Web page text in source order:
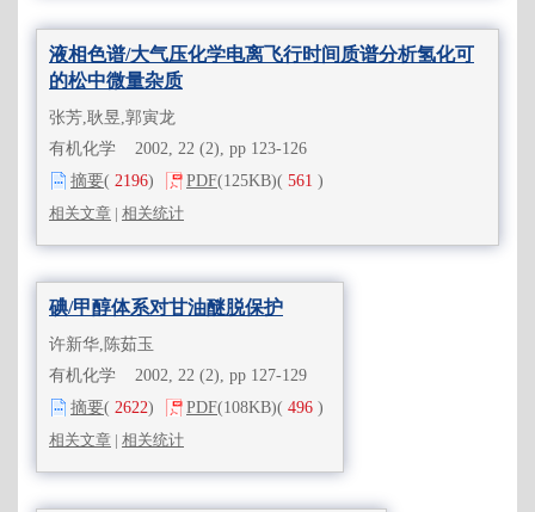
液相色谱/大气压化学电离飞行时间质谱分析氢化可
的松中微量杂质
张芳,耿昱,郭寅龙
有机化学 2002, 22 (2), pp 123-126
摘要( 2196) PDF(125KB)( 561 )
相关文章 | 相关统计
碘/甲醇体系对甘油醚脱保护
许新华,陈茹玉
有机化学 2002, 22 (2), pp 127-129
摘要( 2622) PDF(108KB)( 496 )
相关文章 | 相关统计